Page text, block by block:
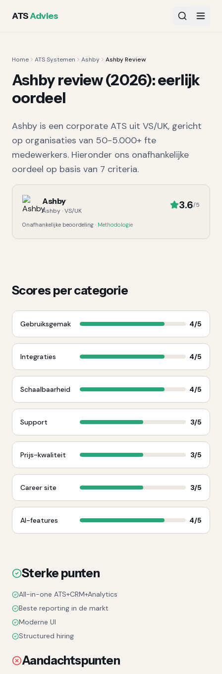
ATSAdvies
Home ATS Systemen Ashby Ashby Review
Ashbyreview (2026): eerlijk
oordeel
Ashby is een corporate ATS uit VS/UK, gericht
op organisaties van 50-5.000+ fte
medewerkers. Hieronder ons onafhankelijke
oordeel op basis van 7 criteria.
Ashby
Ashby·VS/UK 3.6/5
Onafhankelijke beoordeling · Methodologie
Scores per categorie
Gebruiksgemak 4/5
Integraties 4/5
Schaalbaarheid 4/5
Support 3/5
Prijs-kwaliteit 3/5
Career site 3/5
AI-features 4/5
Sterke punten
All-in-one ATS+CRM+Analytics
Beste reporting in de markt
Moderne UI
Structured hiring
Aandachtspunten